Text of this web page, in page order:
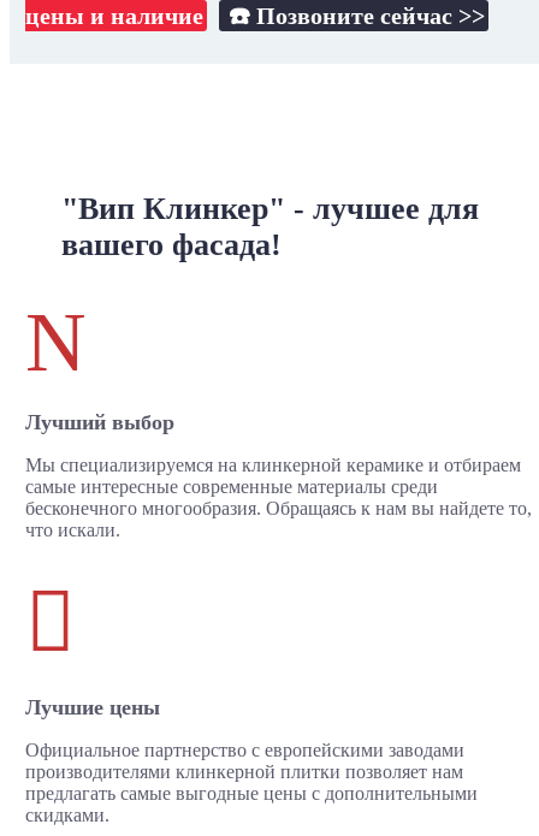
цены и наличие
☎️ Позвоните сейчас >>
"Вип Клинкер" - лучшее для
вашего фасада!
N
Лучший выбор
Мы специализируемся на клинкерной керамике и отбираем
самые интересные современные материалы среди
бесконечного многообразия. Обращаясь к нам вы найдете то,
что искали.

Лучшие цены
Официальное партнерство с европейскими заводами
производителями клинкерной плитки позволяет нам
предлагать самые выгодные цены с дополнительными
скидками.